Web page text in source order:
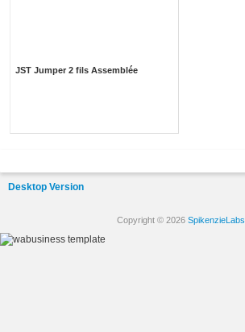
JST Jumper 2 fils Assemblée
Desktop Version
Copyright © 2026 SpikenzieLabs